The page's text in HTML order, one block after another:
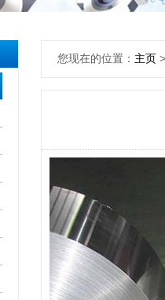
您现在的位置： 主页